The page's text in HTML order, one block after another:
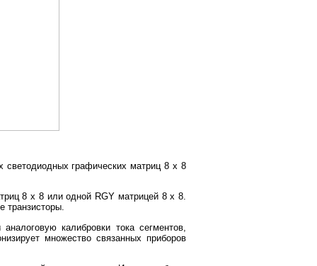
светодиодных графических матриц 8 x 8
8 x 8 или одной RGY матрицей 8 x 8.
транзисторы.
калибровки тока сегментов,
множество связанных приборов